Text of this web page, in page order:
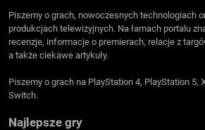
Piszemy o grach, nowoczesnych technologiach
produkcjach telewizyjnych. Na łamach portalu
recenzje, informacje o premierach, relacje z
a także ciekawe artykuły.
Piszemy o grach na PlayStation 4, PlayStation 5,
Switch.
Najlepsze gry